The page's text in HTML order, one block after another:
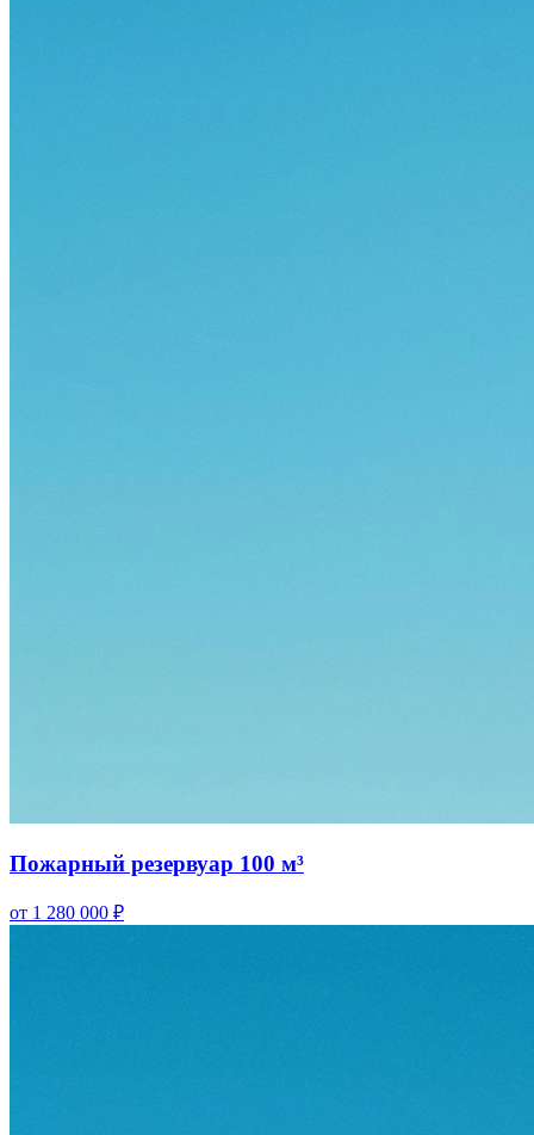
Пожарный резервуар 100 м³
от 1 280 000 ₽